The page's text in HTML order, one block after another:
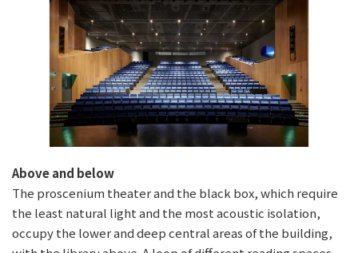
Above and below
The proscenium theater and the black box, which require
the least natural light and the most acoustic isolation,
occupy the lower and deep central areas of the building,